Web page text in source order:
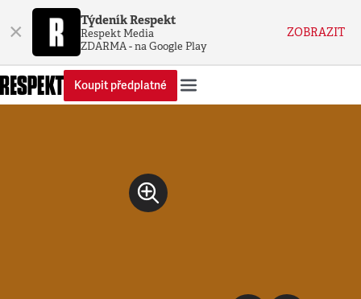
× Týdeník Respekt
Respekt Media
ZDARMA - na Google Play
ZOBRAZIT
Koupit předplatné